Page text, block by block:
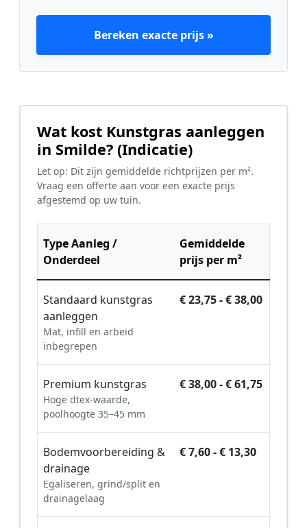
Bereken exacte prijs »
Wat kost Kunstgras aanleggen
in Smilde? (Indicatie)
Let op: Dit zijn gemiddelde richtprijzen per m².
Vraag een offerte aan voor een exacte prijs
afgestemd op uw tuin.
Type Aanleg /
Onderdeel
Gemiddelde
prijs per m²
Standaard kunstgras
aanleggen
Mat, infill en arbeid
inbegrepen
€ 23,75 - € 38,00
Premium kunstgras
Hoge dtex-waarde,
poolhoogte 35–45 mm
€ 38,00 - € 61,75
Bodemvoorbereiding &
drainage
Egaliseren, grind/split en
drainagelaag
€ 7,60 - € 13,30